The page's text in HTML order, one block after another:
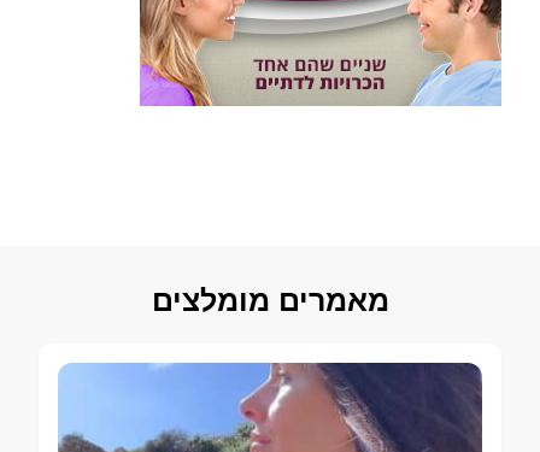
מאמרים מומלצים